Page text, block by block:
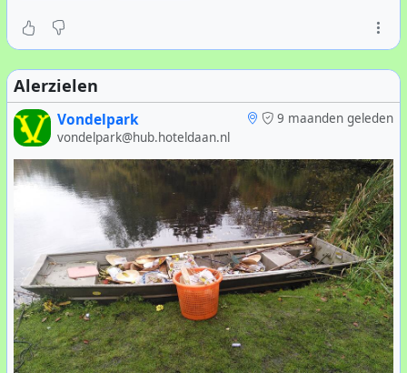
handhaven!
Alerzielen
9 maanden geleden
Vondelpark
vondelpark@hub.hoteldaan.nl